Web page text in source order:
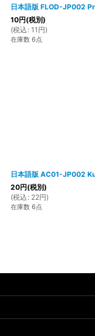
日本語版 FLOD-JP002
10円(税別)
(税込 : 11 円)
在庫数 6点
日本語版 AC01-JP002
20円(税別)
(税込 : 22円)
在庫数 6点